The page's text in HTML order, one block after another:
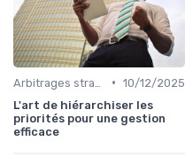
• 10/12/2025
L'art de hiérarchiser les
priorités pour une gestion
efficace